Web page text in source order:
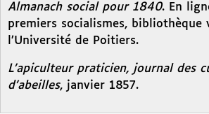
Almanach social pour 1840. En
premiers socialismes, bibliothèque
l’Université de Poitiers.
L’apiculteur praticien, journal des
d’abeilles, janvier 1857.